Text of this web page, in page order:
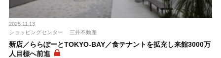
2025.11.13
ショッピングセンター
三井不動産
新店／ららぽーとTOKYO-BAY／食テナントを拡充し来館3000万
人目標へ前進